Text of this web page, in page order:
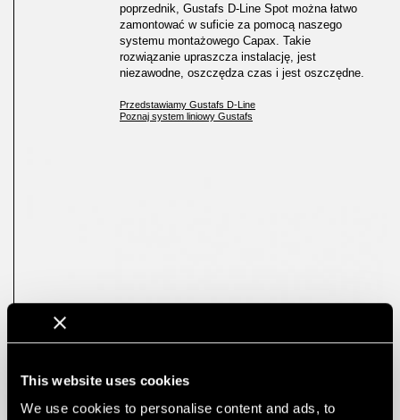
This website uses cookies
We use cookies to personalise content and ads, to
Introducing Gustafs D-Line Spot
poprzednik, Gustafs D-Line Spot można łatwo
zamontować w suficie za pomocą naszego
systemu montażowego Capax. Takie
rozwiązanie upraszcza instalację, jest
niezawodne, oszczędza czas i jest oszczędne.
Przedstawiamy Gustafs D-Line
Poznaj system liniowy Gustafs